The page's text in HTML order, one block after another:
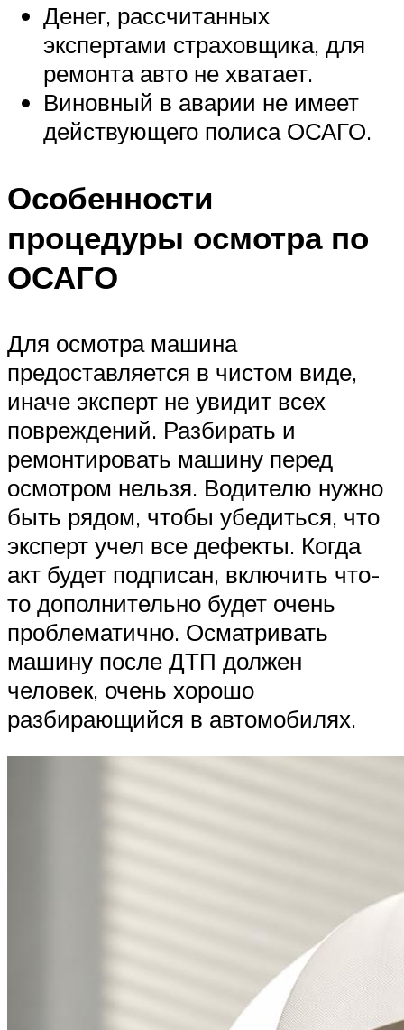
Денег, рассчитанных
экспертами страховщика, для
ремонта авто не хватает.
Виновный в аварии не имеет
действующего полиса ОСАГО.
Особенности
процедуры осмотра по
ОСАГО
Для осмотра машина
предоставляется в чистом виде,
иначе эксперт не увидит всех
повреждений. Разбирать и
ремонтировать машину перед
осмотром нельзя. Водителю нужно
быть рядом, чтобы убедиться, что
эксперт учел все дефекты. Когда
акт будет подписан, включить что-
то дополнительно будет очень
проблематично. Осматривать
машину после ДТП должен
человек, очень хорошо
разбирающийся в автомобилях.